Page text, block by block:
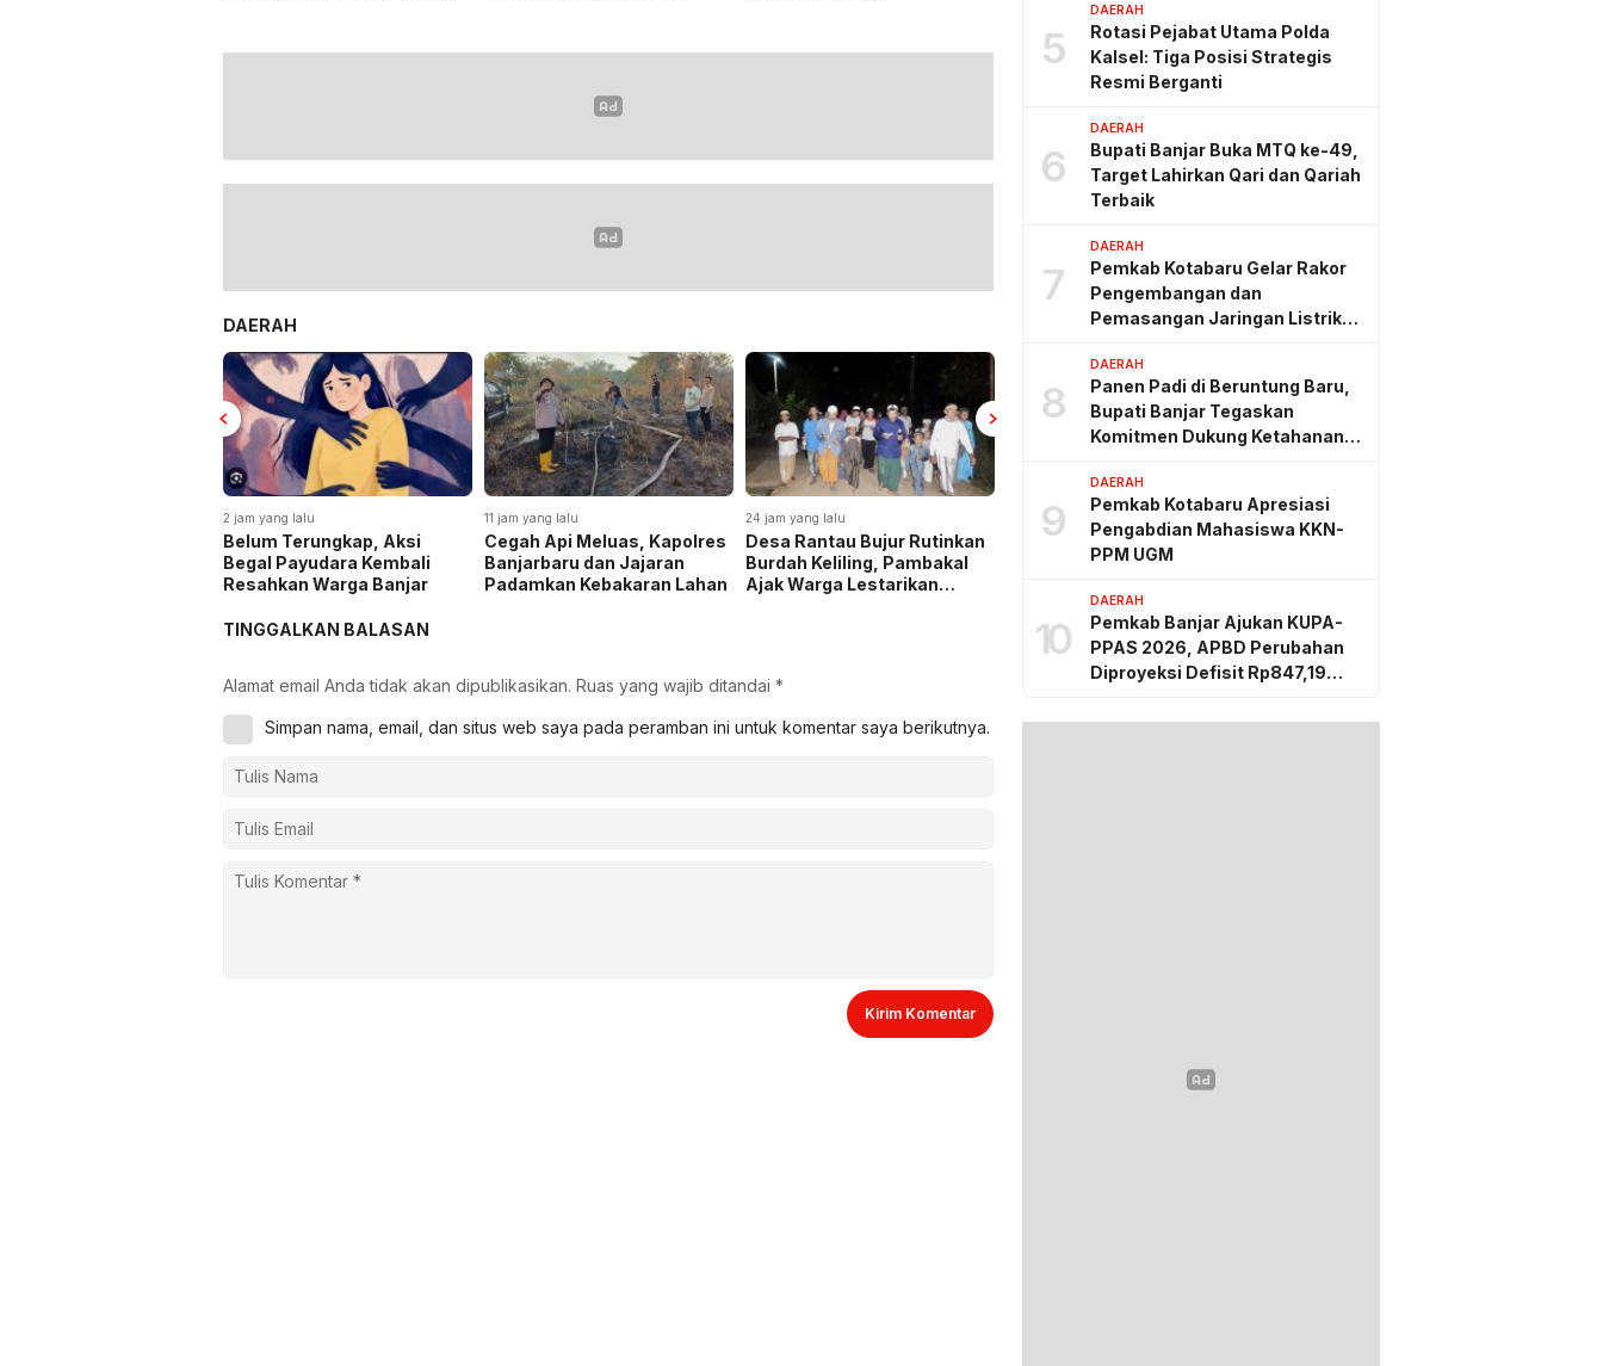
DAERAH
2 jam yang lalu
Belum Terungkap, Aksi
Begal Payudara Kembali
Resahkan Warga Banjar
11 jam yang lalu
Cegah Api Meluas, Kapolres
Banjarbaru dan Jajaran
Padamkan Kebakaran Lahan
24 jam yang lalu
Desa Rantau Bujur Rutinkan
Burdah Keliling, Pambakal
Ajak Warga Lestarikan
4 hari yang lalu
Polda Kalsel Musnahkan
172,4 Kg Sabu dan Ekstasi:
dan Hemat Biaya Rehab Rp.
4,3 Triliun
TINGGALKAN BALASAN
Alamat email Anda tidak akan dipublikasikan. Ruas yang wajib ditandai *
Simpan nama, email, dan situs web saya pada peramban ini untuk komentar saya berikutnya.
Triliun
5
DAERAH
Rotasi Pejabat Utama Polda
Kalsel: Tiga Posisi Strategis
Resmi Berganti
6
DAERAH
Bupati Banjar Buka MTQ ke-49,
Target Lahirkan Qari dan Qariah
Terbaik
7
DAERAH
Pemkab Kotabaru Gelar Rakor
Pengembangan dan
Pemasangan Jaringan Listrik
8
DAERAH
Panen Padi di Beruntung Baru,
Bupati Banjar Tegaskan
Komitmen Dukung Ketahanan
9
DAERAH
Pemkab Kotabaru Apresiasi
Pengabdian Mahasiswa KKN-
PPM UGM
10
DAERAH
Pemkab Banjar Ajukan KUPA-
PPAS 2026, APBD Perubahan
Diproyeksi Defisit Rp847,19